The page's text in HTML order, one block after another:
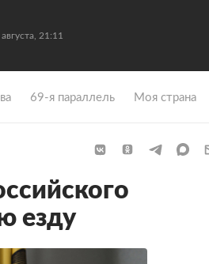
21:11
69-я параллель Моя страна
езду